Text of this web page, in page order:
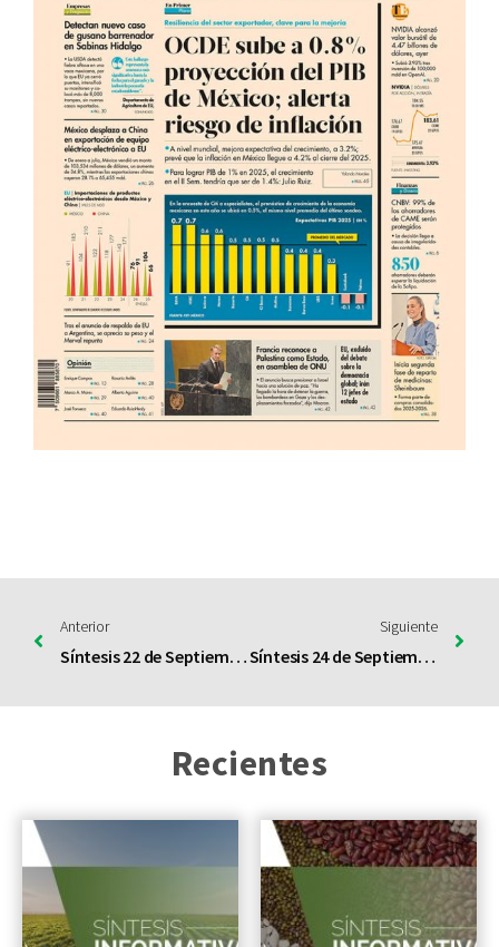
Anterior
Síntesis 22 de Septiembre
Siguiente
Síntesis 24 de Septiembre
Recientes